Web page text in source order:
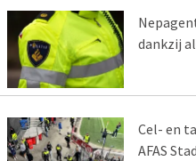
dankzij
Cel- en
AFAS